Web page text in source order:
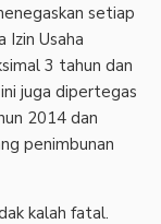
setiap
Izin Usaha
3 tahun dan
juga dipertegas
2014 dan
penimbunan
kalah fatal.